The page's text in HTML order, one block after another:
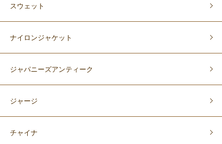
スウェット
ナイロンジャケット
ジャパニーズアンティーク
ジャージ
チャイナ